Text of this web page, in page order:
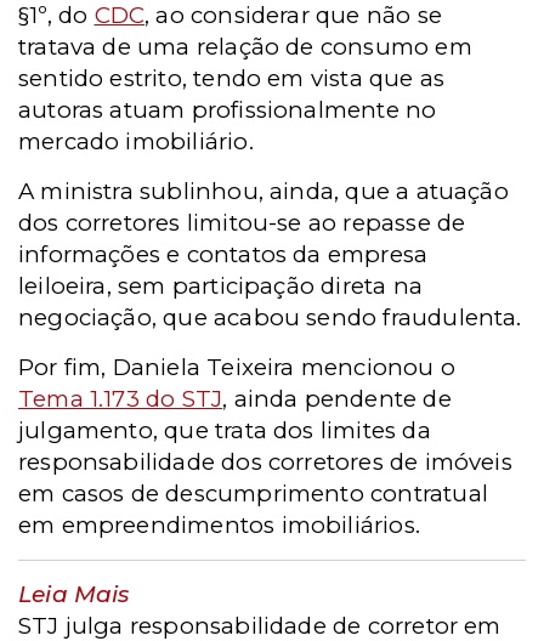
§1º, do CDC, ao considerar que não se
tratava de uma relação de consumo em
sentido estrito, tendo em vista que as
autoras atuam profissionalmente no
mercado imobiliário.
A ministra sublinhou, ainda, que a atuação
dos corretores limitou-se ao repasse de
informações e contatos da empresa
leiloeira, sem participação direta na
negociação, que acabou sendo fraudulenta.
Por fim, Daniela Teixeira mencionou o
Tema 1.173 do STJ, ainda pendente de
julgamento, que trata dos limites da
responsabilidade dos corretores de imóveis
em casos de descumprimento contratual
em empreendimentos imobiliários.
Leia Mais
STJ julga responsabilidade de corretor em